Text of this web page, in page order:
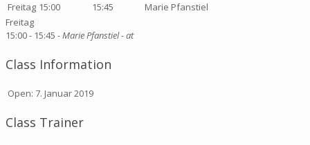
Freitag 15:00 15:45
Marie Pfanstiel
Freitag
15:00 - 15:45 - Marie Pfanstiel- at
Class Information
Open: 7. Januar 2019
Class Trainer